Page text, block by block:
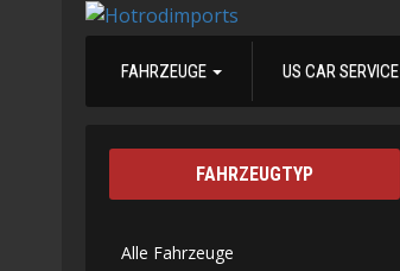
FAHRZEUGE US CAR SERVICE
FAHRZEUGTYP
Alle Fahrzeuge